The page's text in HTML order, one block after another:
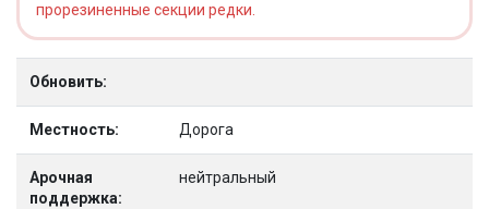
прорезиненные секции редки.
Обновить:
Местность: Дорога
Арочная
поддержка:
нейтральный